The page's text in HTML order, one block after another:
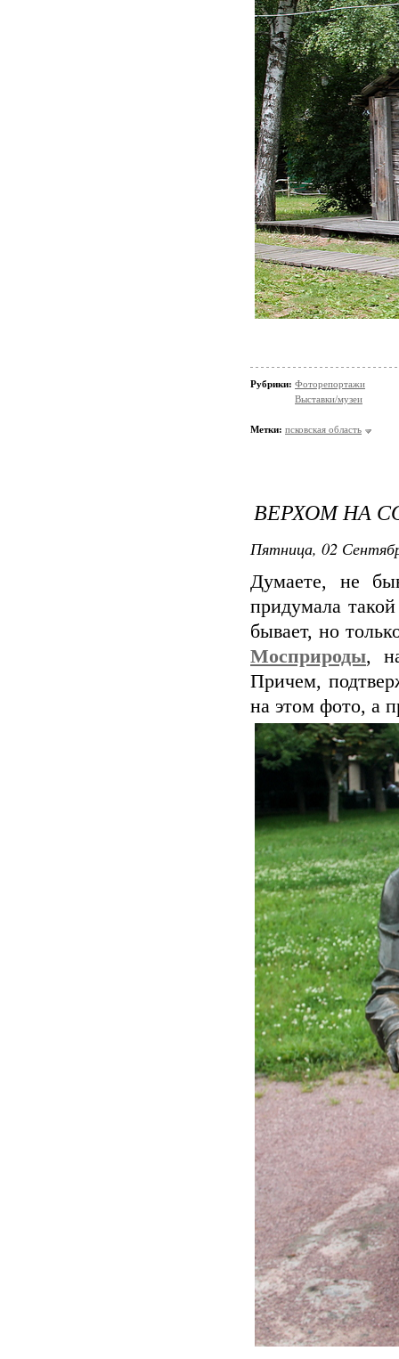
Рубрики: Фоторепортажи
Выставки/музеи
Метки: псковская область
ВЕРХОМ НА
Пятница, 02
Думаете, не
придумала
бывает, но
Мосприроды,
Причем,
на этом фото, а